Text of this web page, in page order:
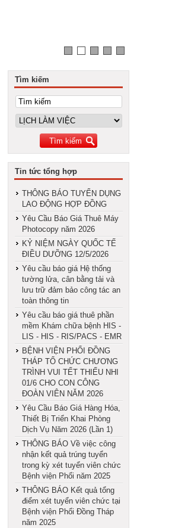
Tìm kiếm
Tin tức tổng hợp
THÔNG BÁO TUYỂN DỤNG
LAO ĐỘNG HỢP ĐỒNG
Yêu Cầu Báo Giá Thuê Máy
Photocopy năm 2026
KỶ NIỆM NGÀY QUỐC TẾ
ĐIỀU DƯỠNG 12/5/2026
Yêu cầu báo giá Hệ thống
tường lửa, cân bằng tải và
lưu trữ đảm bảo công tác an
toàn thông tin
Yêu cầu báo giá thuê phần
mềm Khám chữa bệnh HIS -
LIS - HIS - RIS/PACS - EMR
BỆNH VIỆN PHỔI ĐỒNG
THÁP TỔ CHỨC CHƯƠNG
TRÌNH VUI TẾT THIẾU NHI
01/6 CHO CON CÔNG
ĐOÀN VIÊN NĂM 2026
Yêu Cầu Báo Giá Hàng Hóa,
Thiết Bị Triển Khai Phòng
Dịch Vụ Năm 2026 (Lần 1)
THÔNG BÁO Về việc công
nhận kết quả trúng tuyển
trong kỳ xét tuyển viên chức
Bệnh viện Phổi năm 2025
THÔNG BÁO Kết quả tổng
điểm xét tuyển viên chức tại
Bệnh viện Phổi Đồng Tháp
năm 2025